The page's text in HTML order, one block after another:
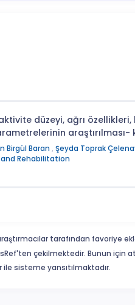
düzeyi, ağrı
araştırılması-
Birgül Baran , Şeyda Toprak
Rehabilitation
tarafından
çekilmektedir. Bunun için
ile sisteme yansıtılmaktadır.